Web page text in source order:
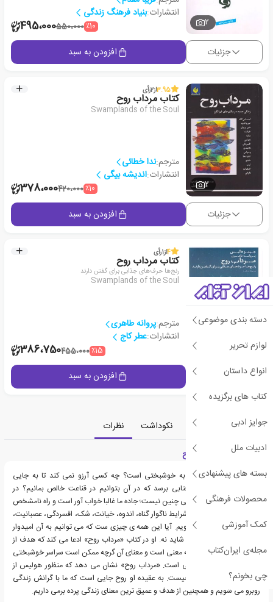
دسته بندی موضوعی
لوازم تحریر
انواع داستان
کتاب های برگزیده
جوایز ادبی
ادبیات ملل
بسته های پیشنهادی
محصولات فرهنگی
کمک آموزشی
مجله‌ی ایران‌کتاب
چی بخونم؟
2
انتشارات:بنیاد فرهنگ زندگی
٪10550،000495،000
جزئیات افزودن به سبد
2
3.95از2رأی
کتاب مرداب روح
Swamplands of the Soul
مترجم:ندا خطائی
انتشارات:اندیشه بیگی
٪10420،000378،000
جزئیات افزودن به سبد
4از1رأی
کتاب مرداب روح
رنج‌ها حرف‌های جذابی برای گفتن دارند
Swamplands of the Soul
مترجم:پروانه طاهری
انتشارات:عطر کاج
٪15455،000386،750
جزئیات افزودن به سبد
معرفی دسته‌بندی نکوداشت
نظرات
معرفی کتاب مرداب روح
آیا هدف زندگی رسیدن به خوشبختی است؟ چه کسی آرزو نمی کند تا به جایی
دوردست در آن علفزار آفتابی برسد که در آن بتوانیم در قناعت خالص بمانیم؟ در
واقعیت می دانیم که زندگی چنین نیست؛ جاده ما غالبا خواب آور است و راه نامشخص
است. بیشتر اوقات ما در شرایط ناگوار گناه، اندوه، خیانت، شک، افسردگی، عصبانیت،
ترور و مانند آن گم می شویم. آیا این همه ی چیزی ست که می توانیم به آن امیدوار
باشیم؟ هولیس می گوید شاید نه. او در کتاب «مرداب روح» ادعا می کند که هدف از
زندگی سعادت نیست بلکه معنی است و معنای آن گرچه ممکن است سراسر خوشبختی
و آرامش نباشد، اما واقعی است. «مرداب روح» نشان می دهد که منظور هولیس از
سفر فردی و ایجاد روح چیست. به عقیده او روح جایی است که ما با گرانش زندگی
روبرو می شویم و همچنین از هدف و عمیق ترین معنای زندگی پرده برمی داریم.